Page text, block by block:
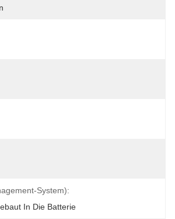
System):
In Die Batterie